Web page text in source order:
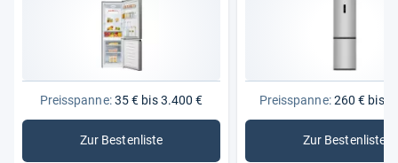
Gewicht und Abmessungen
Gewicht 24 kg
Paketgewicht
Preisspanne:35 € bis 3.400 €
Zur Bestenliste
: Kühlschränke
Preisspanne:260 € bis
Zur Bestenliste
: Kühl-